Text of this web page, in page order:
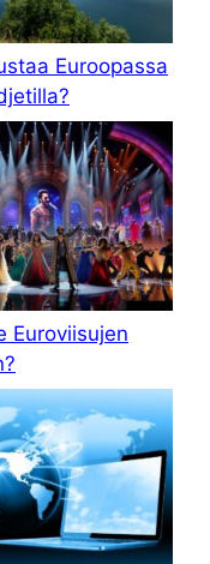
Euroopassa
Euroviisujen